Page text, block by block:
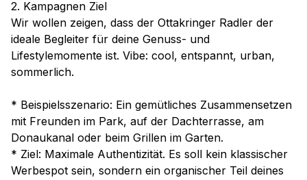
2. Kampagnen Ziel
Wir wollen zeigen, dass der Ottakringer Radler der
ideale Begleiter für deine Genuss- und
Lifestylemomente ist. Vibe: cool, entspannt, urban,
sommerlich.
* Beispielsszenario: Ein gemütliches Zusammensetzen
mit Freunden im Park, auf der Dachterrasse, am
Donaukanal oder beim Grillen im Garten.
* Ziel: Maximale Authentizität. Es soll kein klassischer
Werbespot sein, sondern ein organischer Teil deines